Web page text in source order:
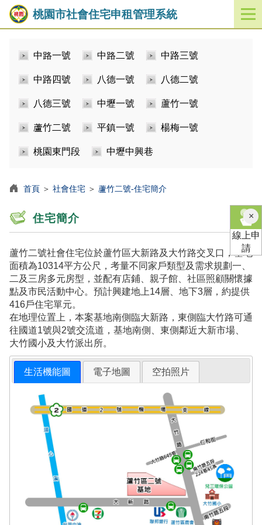
桃園市社會住宅申租管理系統
開
啟
中路一號 中路二號 中路三號
中路四號 八德一號 八德二號
八德三號 中壢一號 蘆竹一號
蘆竹二號 平鎮一號 楊梅一號
桃園東門段 中壢中興巷
首頁 ＞ 社會住宅 ＞ 蘆竹二號-住宅簡介
住宅簡介
蘆竹二號社會住宅位於蘆竹區大新路及大竹路交叉口，基地
面積為10314平方公尺，考量不同家戶類型及需求規劃一、
二及三房多元房型，並配有店鋪、親子館、社區照顧關懷據
點及市民活動中心。預計興建地上14層、地下3層，約提供
416戶住宅單元。
在地理位置上，本案基地南側臨大新路，東側臨大竹路可通
往國道1號與2號交流道，基地南側、東側鄰近大新市場、
大竹國小及大竹派出所。
生活機能圖 電子地圖 空拍照片
×關
閉
線上申
請